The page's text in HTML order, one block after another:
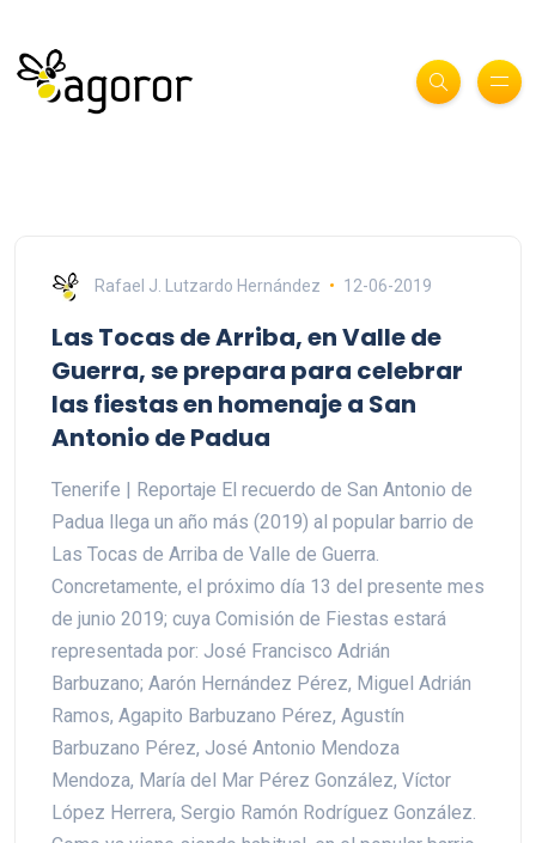
Rafael J. Lutzardo Hernández 12-06-2019
Las Tocas de Arriba, en Valle de
Guerra, se prepara para celebrar
las fiestas en homenaje a San
Antonio de Padua
Tenerife | Reportaje El recuerdo de San Antonio de
Padua llega un año más (2019) al popular barrio de
Las Tocas de Arriba de Valle de Guerra.
Concretamente, el próximo día 13 del presente mes
de junio 2019; cuya Comisión de Fiestas estará
representada por: José Francisco Adrián
Barbuzano; Aarón Hernández Pérez, Miguel Adrián
Ramos, Agapito Barbuzano Pérez, Agustín
Barbuzano Pérez, José Antonio Mendoza
Mendoza, María del Mar Pérez González, Víctor
López Herrera, Sergio Ramón Rodríguez González.